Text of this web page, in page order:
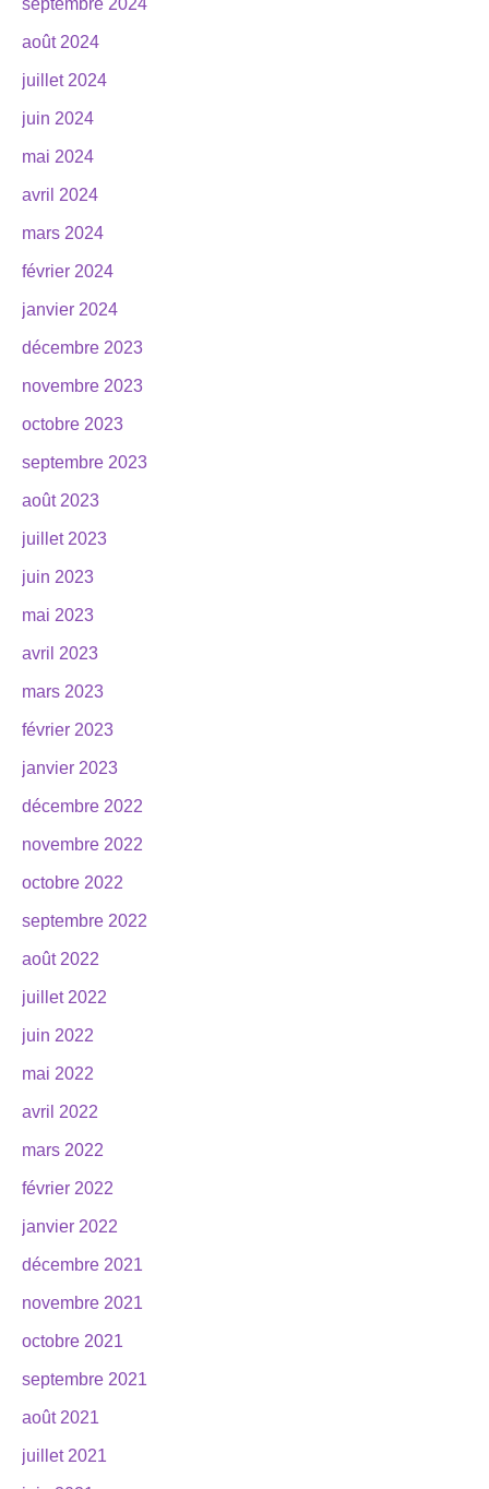
septembre 2024
août 2024
juillet 2024
juin 2024
mai 2024
avril 2024
mars 2024
février 2024
janvier 2024
décembre 2023
novembre 2023
octobre 2023
septembre 2023
août 2023
juillet 2023
juin 2023
mai 2023
avril 2023
mars 2023
février 2023
janvier 2023
décembre 2022
novembre 2022
octobre 2022
septembre 2022
août 2022
juillet 2022
juin 2022
mai 2022
avril 2022
mars 2022
février 2022
janvier 2022
décembre 2021
novembre 2021
octobre 2021
septembre 2021
août 2021
juillet 2021